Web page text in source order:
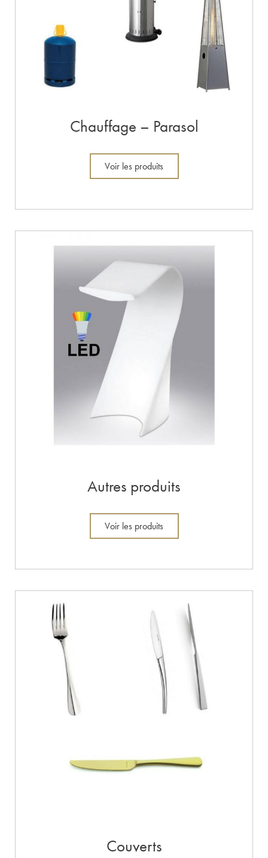
Chauffage – Parasol
Voir les produits
Autres produits
Voir les produits
Couverts